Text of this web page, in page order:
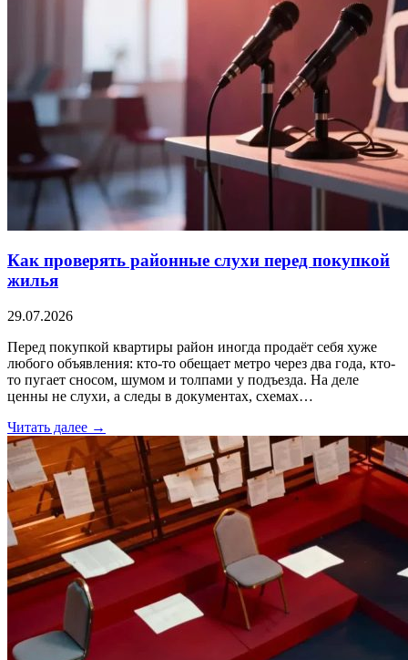
Как проверять районные слухи перед покупкой
жилья
29.07.2026
Перед покупкой квартиры район иногда продаёт себя хуже
любого объявления: кто-то обещает метро через два года, кто-
то пугает сносом, шумом и толпами у подъезда. На деле
ценны не слухи, а следы в документах, схемах…
Читать далее →